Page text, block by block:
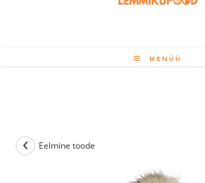
MENÜÜ
Eelmine toode